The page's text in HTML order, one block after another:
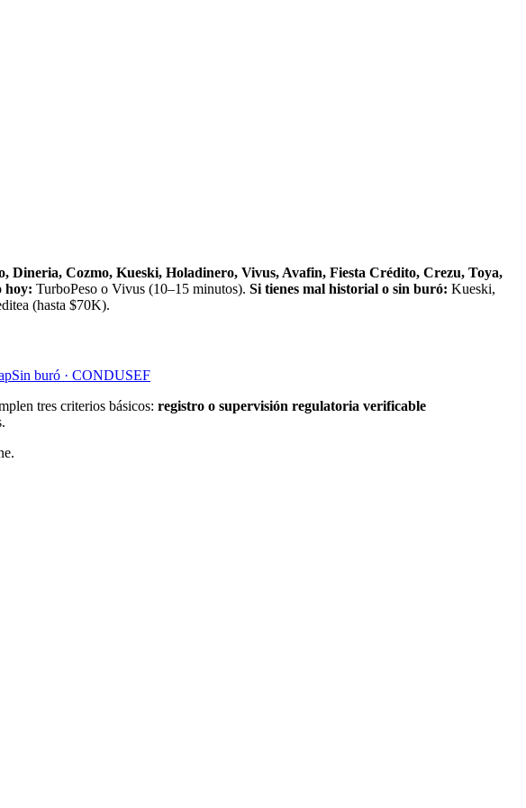
Dineria, Cozmo, Kueski, Holadinero, Vivus, Avafin, Fiesta Crédito, Crezu, Toya,
hoy: TurboPeso o Vivus (10–15 minutos). Si tienes mal historial o sin buró: Kueski,
(hasta $70K).
Sin buró · CONDUSEF
tres criterios básicos: registro o supervisión regulatoria verificable